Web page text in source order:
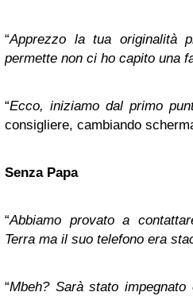
“Apprezzo la tua originalità
permette non ci ho capito una
“Ecco, iniziamo dal primo
consigliere, cambiando
Senza Papa
“Abbiamo provato a
Terra ma il suo telefono era
“Mbeh? Sarà stato